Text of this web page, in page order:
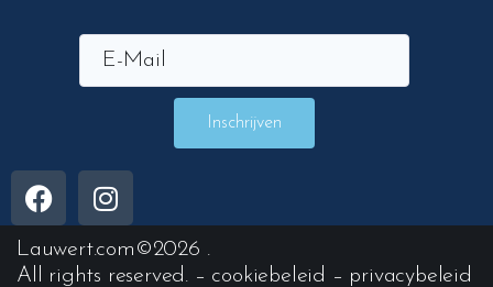
Inschrijven
Lauwert.com ©2026 .
All rights reserved. – cookiebeleid – privacybeleid